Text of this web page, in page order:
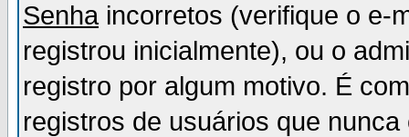
Senhaincorretos (verifique o e-
registrou inicialmente), ou o
registro por algum motivo. É
registros de usuários que